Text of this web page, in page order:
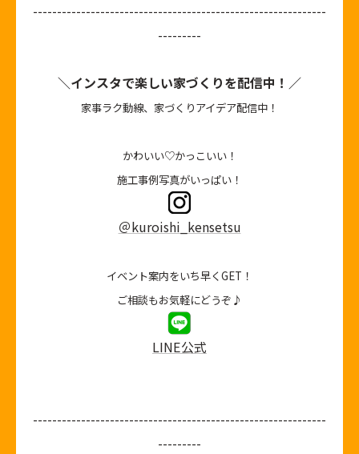
-------------------------------------------------------------
---------
＼インスタで楽しい家づくりを配信中！／
家事ラク動線、家づくりアイデア配信中！
かわいい♡かっこいい！
施工事例写真がいっぱい！
＠kuroishi_kensetsu
イベント案内をいち早くGET！
ご相談もお気軽にどうぞ♪
LINE公式
-------------------------------------------------------------
---------